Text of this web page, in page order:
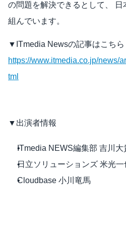
の問題を解決できるとして、 日
組んでいます。
▼ITmedia Newsの記事はこちら
https://www.itmedia.co.jp/news/
tml
▼出演者情報
ITmedia NEWS編集部 吉川大
日立ソリューションズ 米光一
Cloudbase 小川竜馬